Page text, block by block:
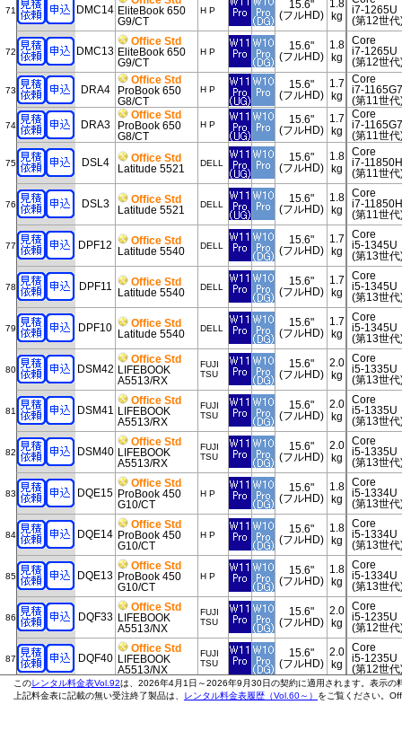
71 DMC14 EliteBook 650
G9/CT
H P
15.6"
(フルHD)
1.8
kg
i7-1265U
(第12世代
72 DMC13
Office Std
EliteBook 650
G9/CT
H P
15.6"
(フルHD)
1.8
kg
Core
i7-1265U
(第12世代
73 DRA4
Office Std
ProBook 650
G8/CT
H P
15.6"
(フルHD)
1.7
kg
Core
i7-1165G7
(第11世代
74 DRA3
Office Std
ProBook 650
G8/CT
H P
15.6"
(フルHD)
1.7
kg
Core
i7-1165G7
(第11世代
75 DSL4
Office Std
Latitude 5521
DELL
15.6"
(フルHD)
1.8
kg
Core
i7-11850H
(第11世代
76 DSL3
Office Std
Latitude 5521
DELL
15.6"
(フルHD)
1.8
kg
Core
i7-11850H
(第11世代
77 DPF12
Office Std
Latitude 5540
DELL
15.6"
(フルHD)
1.7
kg
Core
i5-1345U
(第13世代
78 DPF11
Office Std
Latitude 5540
DELL
15.6"
(フルHD)
1.7
kg
Core
i5-1345U
(第13世代
79 DPF10
Office Std
Latitude 5540
DELL
15.6"
(フルHD)
1.7
kg
Core
i5-1345U
(第13世代
80 DSM42
Office Std
LIFEBOOK
A5513/RX
FUJI
TSU
15.6"
(フルHD)
2.0
kg
Core
i5-1335U
(第13世代
81 DSM41
Office Std
LIFEBOOK
A5513/RX
FUJI
TSU
15.6"
(フルHD)
2.0
kg
Core
i5-1335U
(第13世代
82 DSM40
Office Std
LIFEBOOK
A5513/RX
FUJI
TSU
15.6"
(フルHD)
2.0
kg
Core
i5-1335U
(第13世代
83 DQE15
Office Std
ProBook 450
G10/CT
H P
15.6"
(フルHD)
1.8
kg
Core
i5-1334U
(第13世代
84 DQE14
Office Std
ProBook 450
G10/CT
H P
15.6"
(フルHD)
1.8
kg
Core
i5-1334U
(第13世代
85 DQE13
Office Std
ProBook 450
G10/CT
H P
15.6"
(フルHD)
1.8
kg
Core
i5-1334U
(第13世代
86 DQF33
Office Std
LIFEBOOK
A5513/NX
FUJI
TSU
15.6"
(フルHD)
2.0
kg
Core
i5-1235U
(第12世代
87 DQF40
Office Std
LIFEBOOK
A5513/NX
FUJI
TSU
15.6"
(フルHD)
2.0
kg
Core
i5-1235U
(第12世代
88 DQF39
Office Std
LIFEBOOK
FUJI
15.6"
2.0 Core
i5-1235U
このレンタル料金表Vol.92は、2026年4月1日～2026年9月30日の契約に適用されます。表示
上記料金表に記載の無い受注終了製品は、 レンタル料金表履歴（Vol.60～） をご覧ください。